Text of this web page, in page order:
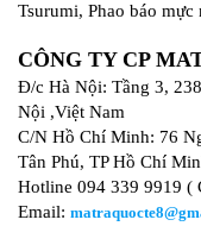
Tsurumi, Phao báo
CÔNG TY CP
Đ/c Hà Nội: Tầng 3,
Nội ,Việt Nam
C/N Hồ Chí Minh: 76
Tân Phú, TP Hồ Chí
Hotline 094 339 9919 (
Email: